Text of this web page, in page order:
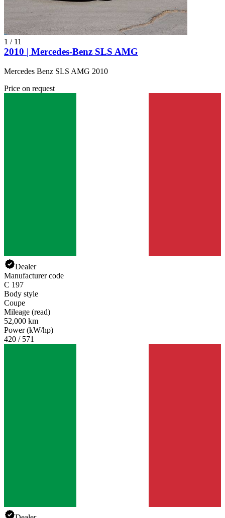
1 / 11
2010 | Mercedes-Benz SLS AMG
Mercedes Benz SLS AMG 2010
Price on request
Dealer
Manufacturer code
C 197
Body style
Coupe
Mileage (read)
52,000 km
Power (kW/hp)
420 / 571